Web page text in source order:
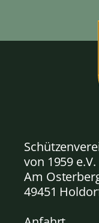
von 1959 e.V.
Am
49451